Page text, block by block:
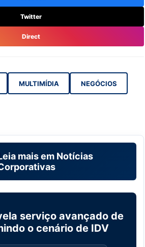
Twitter
Direct
MULTIMÍDIA NEGÓCIOS
mais em Notícias
serviço avançado de
o cenário de IDV